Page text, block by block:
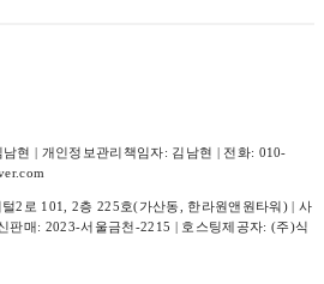
현 | 개인정보관리책임자: 김남현 | 전화: 010-
2로 101, 2층 225호(가산동, 한라원앤원타워) | 사
판매: 2023-서울금천-2215 | 호스팅제공자: (주)식